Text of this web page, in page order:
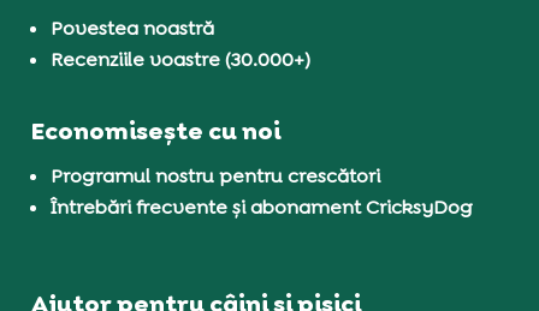
Povestea noastră
Recenziile voastre (30.000+)
Economisește cu noi
Programul nostru pentru crescători
Întrebări frecvente și abonament CricksyDog
Ajutor pentru câini și pisici